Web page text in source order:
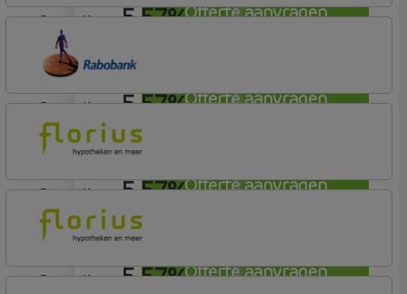
Offerte aanvragen
5,57%
Offerte aanvragen
aflosvrij
5,57%
Offerte aanvragen
Nationale-Nederlanden Bank
Nationale Nederlanden
aflosvrij
5,57%
Offerte aanvragen
Rabobank Spaarbank
Basisvoorwaarden (incl korting)
aflosvrij
5,57%
Florius
Profijt twaalf
aflosvrij